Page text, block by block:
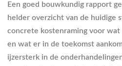
Een goed bouwkundig rapport
helder overzicht van de huidige
concrete kostenraming voor
en wat er in de toekomst
ijzersterk in de